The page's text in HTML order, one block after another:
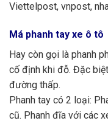
Viettelpost, vnpost,
Má phanh tay xe ô tô
Hay còn gọi là phanh
cố định khi đỗ. Đặc
đường thấp.
Phanh tay có 2 loại:
cũ. Phanh đĩa với các